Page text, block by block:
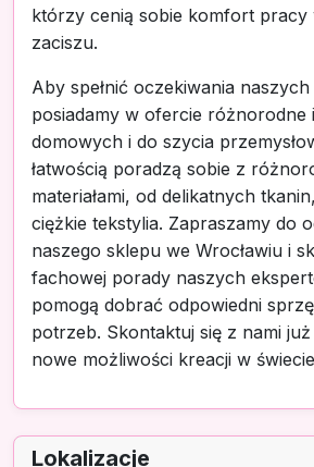
którzy cenią sobie komfort pracy
zaciszu.
Aby spełnić oczekiwania
posiadamy w ofercie różnorodne
domowych i do szycia
łatwością poradzą sobie z
materiałami, od delikatnych
ciężkie tekstylia. Zapraszamy do
naszego sklepu we Wrocławiu i
fachowej porady naszych
pomogą dobrać odpowiedni
potrzeb. Skontaktuj się z nami
nowe możliwości kreacji w
Lokalizacje